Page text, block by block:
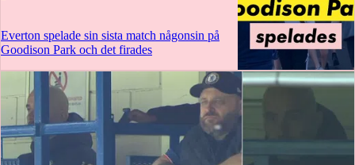
Everton spelade sin sista match någonsin på
Goodison Park och det firades
0:56